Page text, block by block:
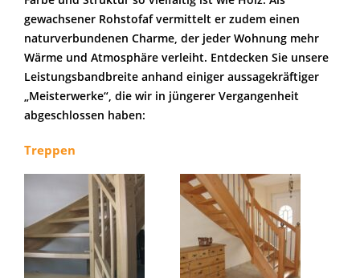
gewachsener Rohstofaf vermittelt er zudem einen
naturverbundenen Charme, der jeder Wohnung mehr
Wärme und Atmosphäre verleiht. Entdecken Sie unsere
Leistungsbandbreite anhand einiger aussagekräftiger
„Meisterwerke“, die wir in jüngerer Vergangenheit
abgeschlossen haben:
Treppen